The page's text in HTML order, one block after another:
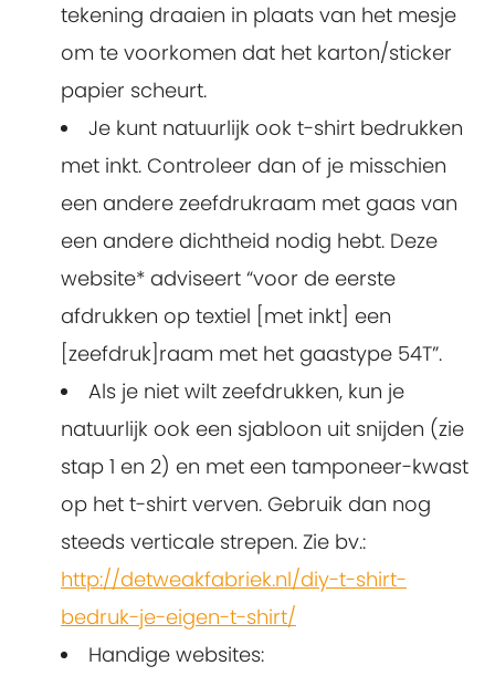
tekening draaien in plaats van het mesje
om te voorkomen dat het karton/sticker
papier scheurt.
Je kunt natuurlijk ook t-shirt bedrukken
met inkt. Controleer dan of je misschien
een andere zeefdrukraam met gaas van
een andere dichtheid nodig hebt. Deze
website* adviseert “voor de eerste
afdrukken op textiel [met inkt] een
[zeefdruk]raam met het gaastype 54T”.
Als je niet wilt zeefdrukken, kun je
natuurlijk ook een sjabloon uit snijden (zie
stap 1 en 2) en met een tamponeer-kwast
op het t-shirt verven. Gebruik dan nog
steeds verticale strepen. Zie bv.:
http://detweakfabriek.nl/diy-t-shirt-
bedruk-je-eigen-t-shirt/
Handige websites: